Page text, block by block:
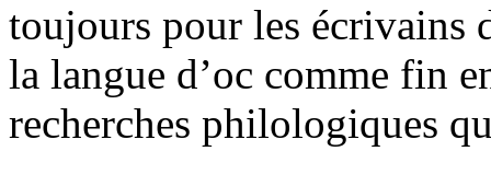
toujours pour les écrivains
la langue d’oc comme fin
recherches philologiques